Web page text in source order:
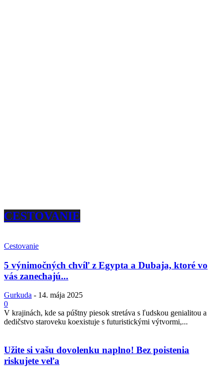
CESTOVANIE
Cestovanie
5 výnimočných chvíľ z Egypta a Dubaja, ktoré vo
vás zanechajú...
Gurkuda - 14. mája 2025
0
V krajinách, kde sa púštny piesok stretáva s ľudskou genialitou a
dedičstvo staroveku koexistuje s futuristickými výtvormi,...
Užite si vašu dovolenku naplno! Bez poistenia
riskujete veľa